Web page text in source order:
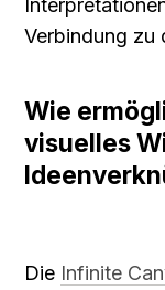
Verbindung zu
Wie
visuelles
Die Infinite